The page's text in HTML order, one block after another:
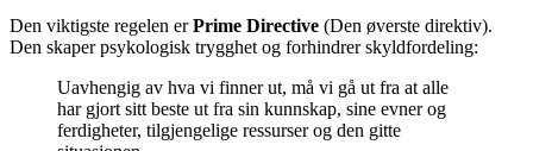
Den viktigste regelen erPrime Directive (Den øverste direktiv).
Den skaper psykologisk trygghet og forhindrer skyldfordeling:
Uavhengig av hva vi finner ut, må vi gå ut fra at alle
har gjort sitt beste ut fra sin kunnskap, sine evner og
ferdigheter, tilgjengelige ressurser og den gitte